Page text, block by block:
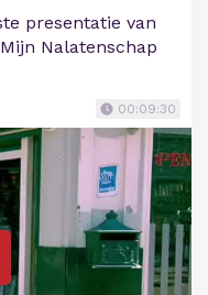
presentatie van
Nalatenschap
00:09:30